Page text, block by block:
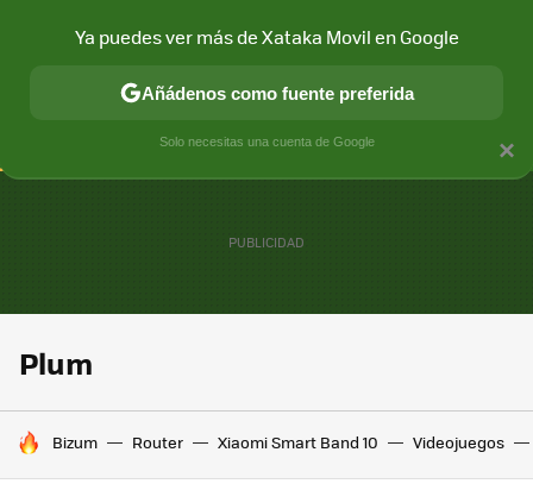
CONECTIVIDAD MÓVIL Y SOCIEDAD APLICACIONES
Plum
HOY SE HABLA DE
Bizum Router Xiaomi Smart Band 10 Videojuegos
×
Ya puedes ver más de Xataka Movil en Google
Añádenos como fuente preferida
Solo necesitas una cuenta de Google